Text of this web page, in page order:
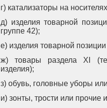
г) катализаторы на
д) изделия товарной
группе 42);
е) изделия товарной
ж) товары раздела XI
изделия);
з) обувь, головные уборы
и) зонты, трости или прочие